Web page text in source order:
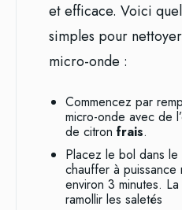
et efficace. Voici
simples pour
micro-onde :
Commencez par
micro-onde avec de
de citron frais.
Placez le bol dans
chauffer à puissance
environ 3 minutes.
ramollir les saletés